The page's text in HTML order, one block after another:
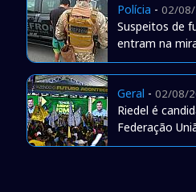
Polícia - 02/
Suspeitos de
entram na
Geral - 02/08/
Riedel é
Federação